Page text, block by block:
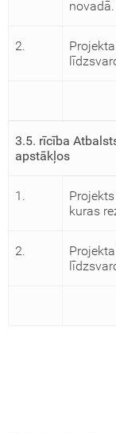
novadā.
2.
3.5. rīcība
apstākļos
1.
kuras
2.